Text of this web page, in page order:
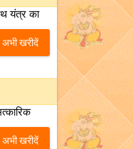
यंत्र का
अभी खरीदें
अभी खरीदें